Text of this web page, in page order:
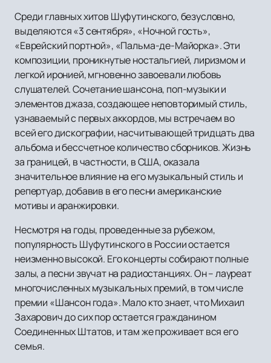
Среди главных хитов Шуфутинского, безусловно,
выделяются «3 сентября», «Ночной гость»,
«Еврейский портной», «Пальма-де-Майорка». Эти
композиции, проникнутые ностальгией, лиризмом и
легкой иронией, мгновенно завоевали любовь
слушателей. Сочетание шансона, поп-музыки и
элементов джаза, создающее неповторимый стиль,
узнаваемый с первых аккордов, мы встречаем во
всей его дискографии, насчитывающей тридцать два
альбома и бессчетное количество сборников. Жизнь
за границей, в частности, в США, оказала
значительное влияние на его музыкальный стиль и
репертуар, добавив в его песни американские
мотивы и аранжировки.
Несмотря на годы, проведенные за рубежом,
популярность Шуфутинского в России остается
неизменно высокой. Его концерты собирают полные
залы, а песни звучат на радиостанциях. Он – лауреат
многочисленных музыкальных премий, в том числе
премии «Шансон года». Мало кто знает, что Михаил
Захарович до сих пор остается гражданином
Соединенных Штатов, и там же проживает вся его
семья.